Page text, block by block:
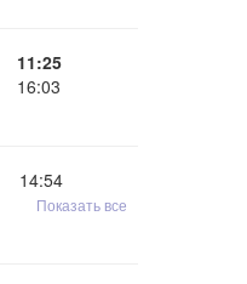
11:25
16:03
14:54
Показать все